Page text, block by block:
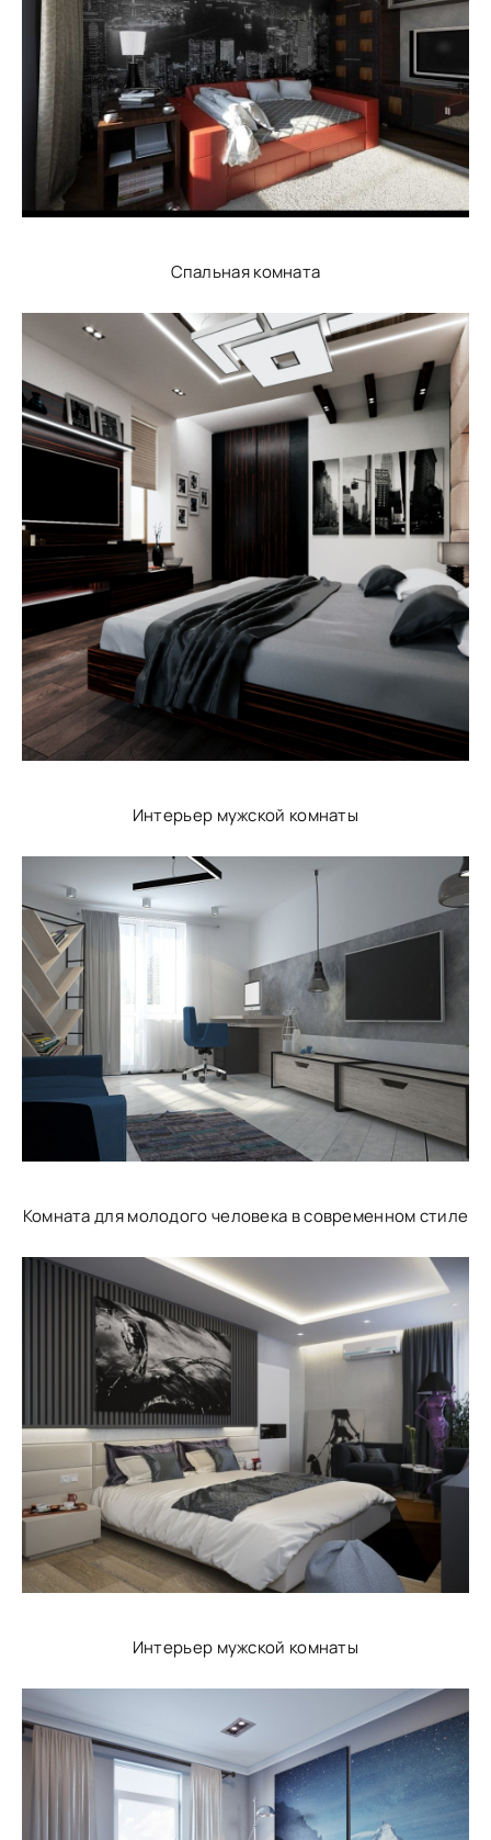
Спальная комната
Интерьер мужской комнаты
Комната для молодого человека в современном стиле
Интерьер мужской комнаты